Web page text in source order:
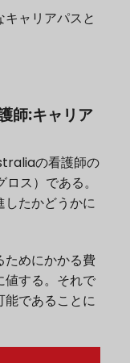
ャリアパスと
師:キャリア
の看護師の
ス）である。
したかどうかに
ためにかかる費
値する。それで
能であることに